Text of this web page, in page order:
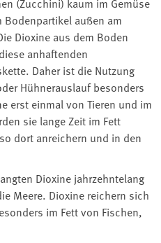
außen am
Dioxine aus dem Boden
anhaftenden
Daher ist die Nutzung
Hühnerauslauf besonders
erst einmal von Tieren und im
sie lange Zeit im Fett
dort anreichern und in den
Dioxine jahrzehntelang
Meere. Dioxine reichern sich
im Fett von Fischen,